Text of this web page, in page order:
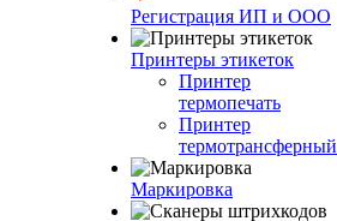
Регистрация ИП и ООО
Принтеры этикеток
Принтер
термопечать
Принтер
термотрансферный
Маркировка